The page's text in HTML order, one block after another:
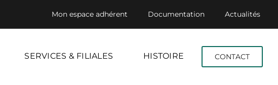
Mon espace adhérent Documentation Actualités
SERVICES & FILIALES HISTOIRE CONTACT